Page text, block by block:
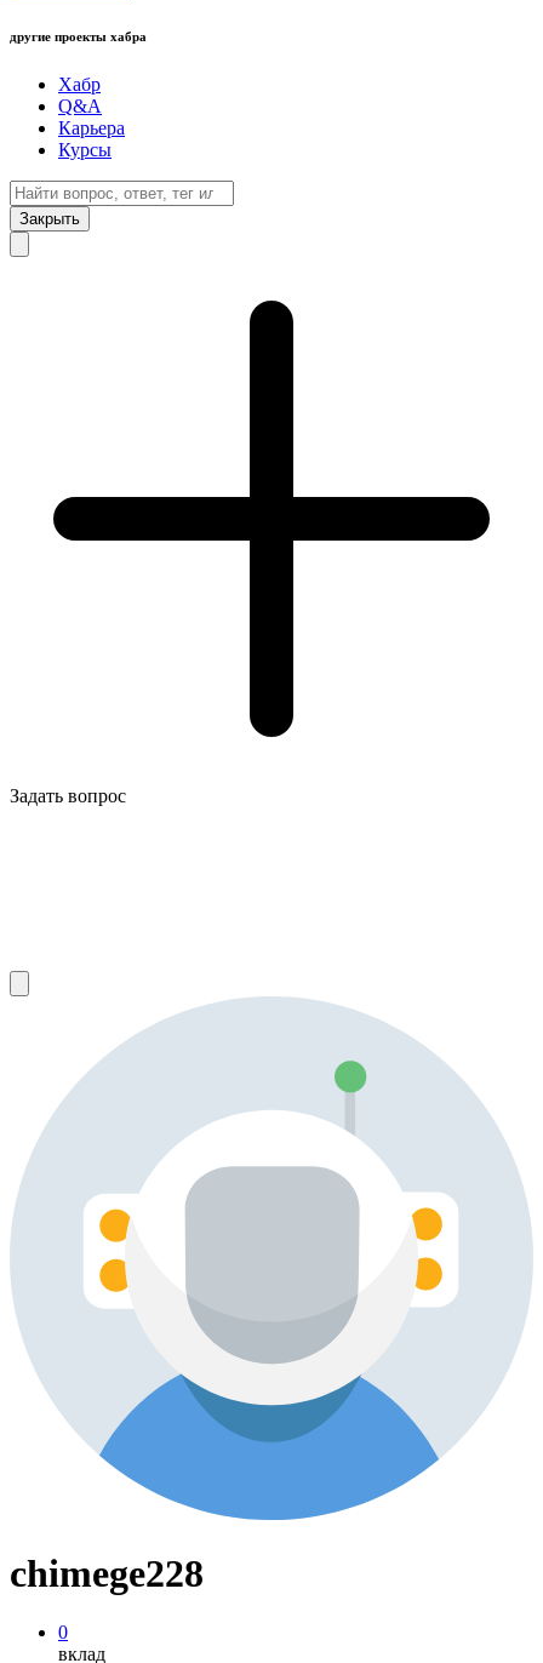
другие проекты хабра
Хабр
Q&A
Карьера
Курсы
Закрыть
Задать вопрос
chimege228
0
вклад